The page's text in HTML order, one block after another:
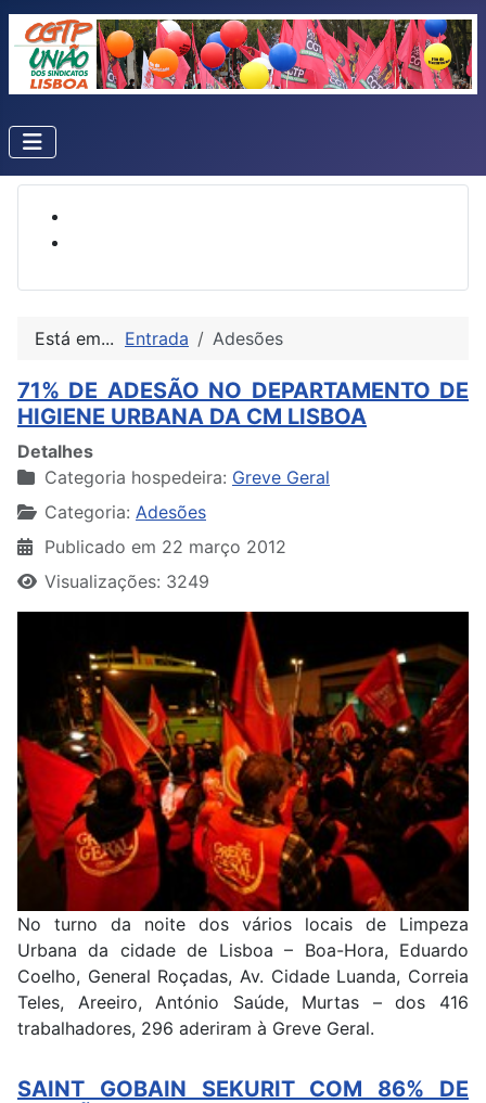
Está em... Entrada Adesões
71% DE ADESÃO NO DEPARTAMENTO DE
HIGIENE URBANA DA CM LISBOA
Detalhes
Categoria hospedeira: Greve Geral
Categoria: Adesões
Publicado em 22 março 2012
Visualizações: 3249
No turno da noite dos vários locais de Limpeza
Urbana da cidade de Lisboa – Boa-Hora, Eduardo
Coelho, General Roçadas, Av. Cidade Luanda, Correia
Teles, Areeiro, António Saúde, Murtas – dos 416
trabalhadores, 296 aderiram à Greve Geral.
SAINT GOBAIN SEKURIT COM 86% DE